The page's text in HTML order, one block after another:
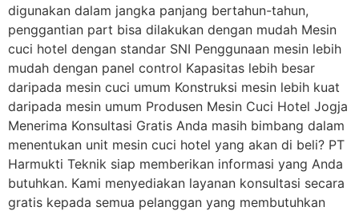
digunakan dalam jangka panjang bertahun-tahun,
penggantian part bisa dilakukan dengan mudah Mesin
cuci hotel dengan standar SNI Penggunaan mesin lebih
mudah dengan panel control Kapasitas lebih besar
daripada mesin cuci umum Konstruksi mesin lebih kuat
daripada mesin umum Produsen Mesin Cuci Hotel Jogja
Menerima Konsultasi Gratis Anda masih bimbang dalam
menentukan unit mesin cuci hotel yang akan di beli? PT
Harmukti Teknik siap memberikan informasi yang Anda
butuhkan. Kami menyediakan layanan konsultasi secara
gratis kepada semua pelanggan yang membutuhkan